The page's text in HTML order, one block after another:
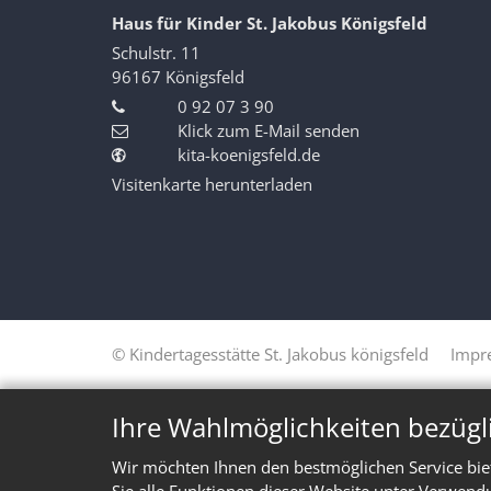
Ihre Wahlmöglichkeiten
Wir möchten Ihnen den bestmöglichen Service
Haus für Kinder St. Jakobus Königsfeld
Schulstr. 11
96167 Königsfeld
0 92 07 3 90
Klick zum E-Mail senden
kita-koenigsfeld.de
Visitenkarte herunterladen
© Kindertagesstätte St. Jakobus königsfeld